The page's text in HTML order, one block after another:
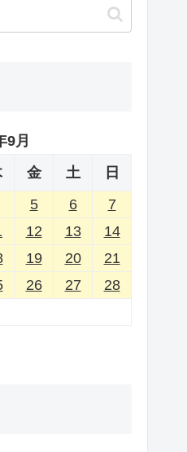
9月
金 土
日
5 6
7
12 13
14
19 20
21
26 27
28